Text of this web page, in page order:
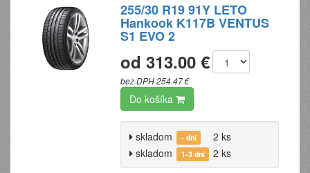
255/30 R19 91Y LETO
Hankook K117B VENTUS
S1 EVO 2
od 313.00 €
bez DPH 254.47 €
Do košíka
skladom - dní
2 ks
skladom
1-3 dni 2 ks